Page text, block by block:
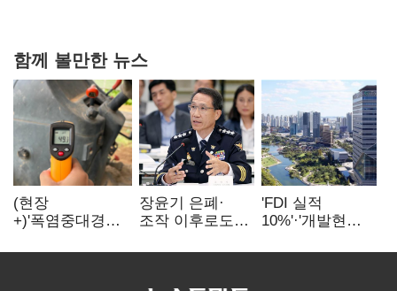
함께 볼만한 뉴스
(현장
+)'폭염중대경보'
이주노동자는
장윤기 은폐·
조작 이후로도
내부비위…경찰
'FDI 실적
10%'·'개발현안
인천경제청장